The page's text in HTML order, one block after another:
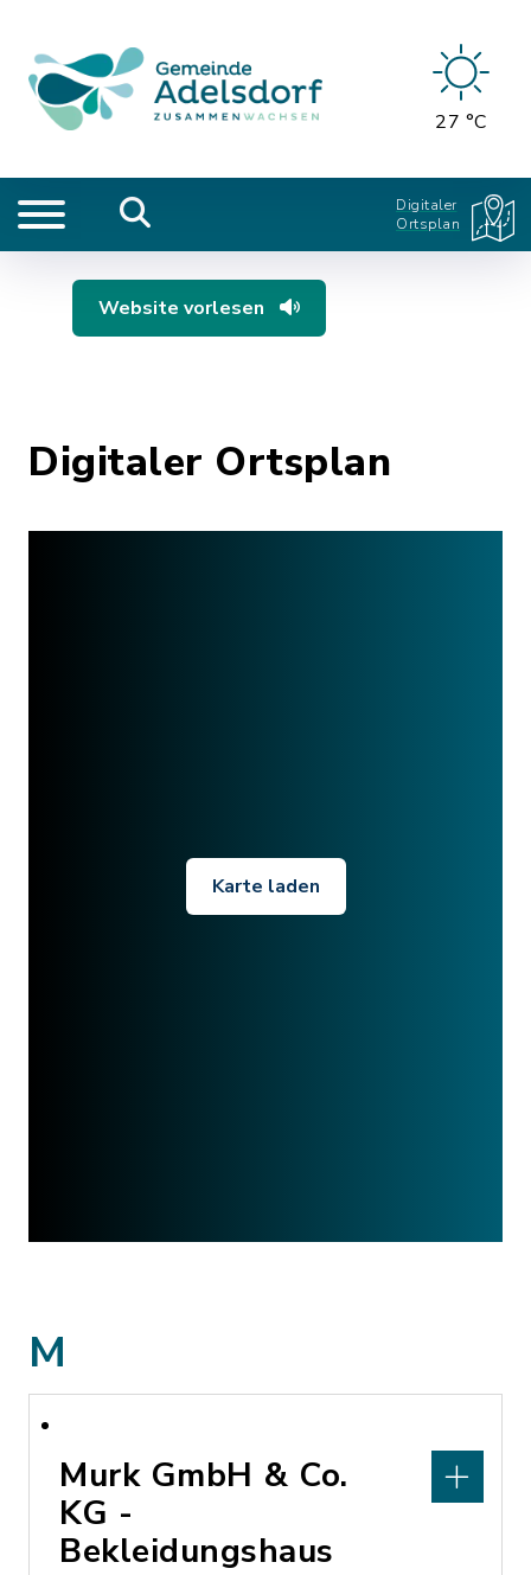
27 °C
Digitaler
Ortsplan
Website vorlesen
Digitaler Ortsplan
Karte laden
M
Murk GmbH & Co.
KG -
Bekleidungshaus